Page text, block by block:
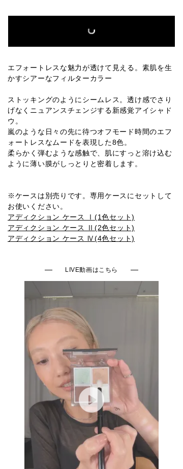
010P 011P 013P
015P 016P 001SP 002SP
009SP 010SP 011SP 012SP
003N 004N 005N
002C 003C
エフォートレスな魅力が透けて見える。素肌を生
かすシアーなフィルターカラー
ストッキングのようにシームレス。透け感でさり
げなくニュアンスチェンジする新感覚アイシャド
ウ。
嵐のような日々の先に待つオフモード時間のエフ
ォートレスなムードを表現した8色。
柔らかく弾むような感触で、肌にすっと溶け込む
ように薄い膜がしっとりと密着します。
※ケースは別売りです。専用ケースにセットして
お使いください。
アディクション ケース Ⅰ(1色セット)
アディクション ケース Ⅱ(2色セット)
アディクション ケース Ⅳ(4色セット)
LIVE動画はこちら